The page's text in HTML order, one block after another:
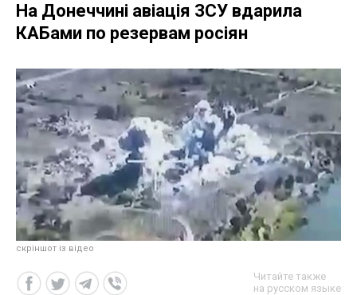
На Донеччині авіація ЗСУ вдарила
КАБами по резервам росіян
скріншот із відео
Читайте также
на русском языке